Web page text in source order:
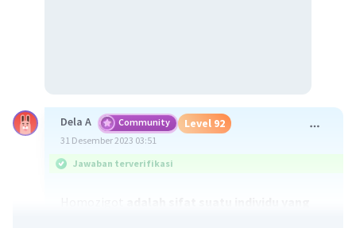
Dela A Community Level 92
31 Desember 2023 03:51
Jawaban terverifikasi